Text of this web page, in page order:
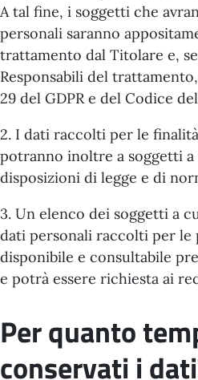
A tal fine, i soggetti che
personali saranno
trattamento dal Titolare e,
Responsabili del
29 del GDPR e del Codice
2. I dati raccolti per le
potranno inoltre a soggetti
disposizioni di legge e di
3. Un elenco dei soggetti a
dati personali raccolti per le
disponibile e consultabile
e potrà essere richiesta ai
Per quanto
conservati i